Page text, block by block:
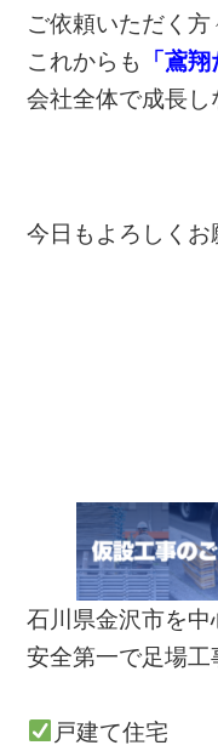
ご依頼いただく
これからも
「鳶
会社全体で成長
今日もよろしくお
石川県金沢市を中
安全第一で足場工